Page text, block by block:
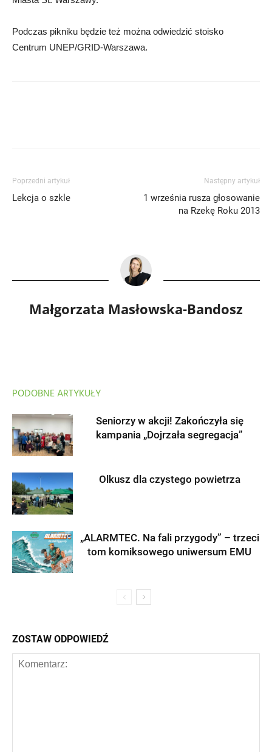
Podczas pikniku będzie też można odwiedzić stoisko
Centrum UNEP/GRID-Warszawa.
Poprzedni artykuł
Lekcja o szkle
Następny artykuł
1 września rusza głosowanie
na Rzekę Roku 2013
Małgorzata Masłowska-Bandosz
PODOBNE ARTYKUŁY
Seniorzy w akcji! Zakończyła się
kampania „Dojrzała segregacja”
Olkusz dla czystego powietrza
„ALARMTEC. Na fali przygody” – trzeci
tom komiksowego uniwersum EMU
ZOSTAW ODPOWIEDŹ